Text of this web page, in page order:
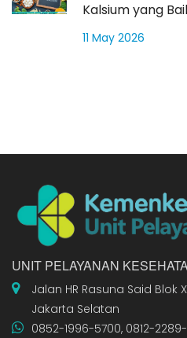
Kalsium yang
11 May 2026
UNIT PELAYANAN
Jalan HR Rasuna Said Blok
Jakarta Selatan
0852-1996-5700, 0812-